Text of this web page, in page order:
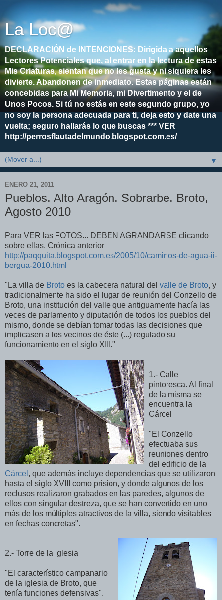
La Loc@
DECLARACIÓN de INTENCIONES: Dirigida a aquellos
Lectores Potenciales que, al entrar en la lectura de estas
Mis Criaturas, sientan que no les gusta y ni siquiera les
divierte. Abandonen de inmediato. Estas páginas están
concebidas para Mi Memoria, mi Divertimento y el de
Unos Pocos. Si tú no estás en este segundo grupo, yo
no soy la persona adecuada para ti, deja esto y date una
vuelta; seguro hallarás lo que buscas *** VER
http://perrosflautadelmundo.blogspot.com.es/
▼
ENERO 21, 2011
Pueblos. Alto Aragón. Sobrarbe. Broto,
Agosto 2010
Para VER las FOTOS... DEBEN AGRANDARSE clicando
sobre ellas. Crónica anterior
http://paqquita.blogspot.com.es/2005/10/caminos-de-agua-ii-
bergua-2010.html
"La villa de Broto es la cabecera natural del valle de Broto, y
tradicionalmente ha sido el lugar de reunión del Conzello de
Broto, una institución del valle que antiguamente hacía las
veces de parlamento y diputación de todos los pueblos del
mismo, donde se debían tomar todas las decisiones que
implicasen a los vecinos de éste (...) regulado su
funcionamiento en el siglo XIII."
1.- Calle
pintoresca. Al final
de la misma se
encuentra la
Cárcel
"El Conzello
efectuaba sus
reuniones dentro
del edificio de la
Cárcel , que además incluye dependencias que se utilizaron
hasta el siglo XVIII como prisión, y donde algunos de los
reclusos realizaron grabados en las paredes, algunos de
ellos con singular destreza, que se han convertido en uno
más de los múltiples atractivos de la villa, siendo visitables
en fechas concretas".
2.- Torre de la Iglesia
"El característico campanario
de la iglesia de Broto, que
tenía funciones defensivas".